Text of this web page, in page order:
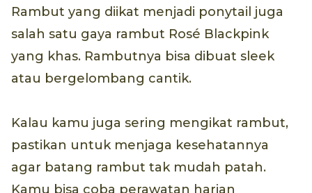
Rambut yang diikat menjadi ponytail juga
salah satu gaya rambut Rosé Blackpink
yang khas. Rambutnya bisa dibuat sleek
atau bergelombang cantik.
Kalau kamu juga sering mengikat rambut,
pastikan untuk menjaga kesehatannya
agar batang rambut tak mudah patah.
Kamu bisa coba perawatan harian